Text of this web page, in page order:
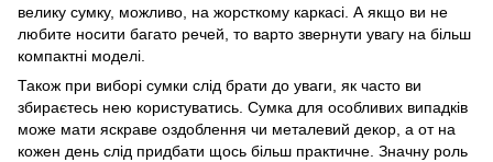
велику сумку, можливо, на жорсткому каркасі. А якщо ви не
любите носити багато речей, то варто звернути увагу на більш
компактні моделі.
Також при виборі сумки слід брати до уваги, як часто ви
збираєтесь нею користуватись. Сумка для особливих випадків
може мати яскраве оздоблення чи металевий декор, а от на
кожен день слід придбати щось більш практичне. Значну роль